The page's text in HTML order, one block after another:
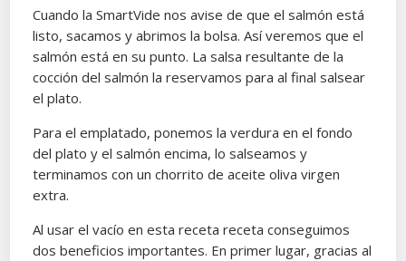
Cuando la SmartVide nos avise de que el salmón está
listo, sacamos y abrimos la bolsa. Así veremos que el
salmón está en su punto. La salsa resultante de la
cocción del salmón la reservamos para al final salsear
el plato.
Para el emplatado, ponemos la verdura en el fondo
del plato y el salmón encima, lo salseamos y
terminamos con un chorrito de aceite oliva virgen
extra.
Al usar el vacío en esta receta receta conseguimos
dos beneficios importantes. En primer lugar, gracias al